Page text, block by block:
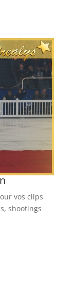
vos clips
shootings